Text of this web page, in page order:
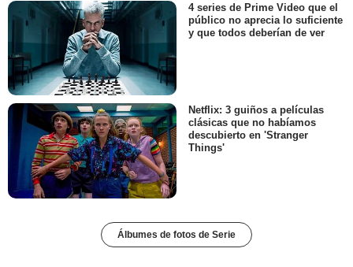
4 series de Prime Video que el
público no aprecia lo suficiente
y que todos deberían de ver
Netflix: 3 guiños a películas
clásicas que no habíamos
descubierto en 'Stranger
Things'
Álbumes de fotos de Serie